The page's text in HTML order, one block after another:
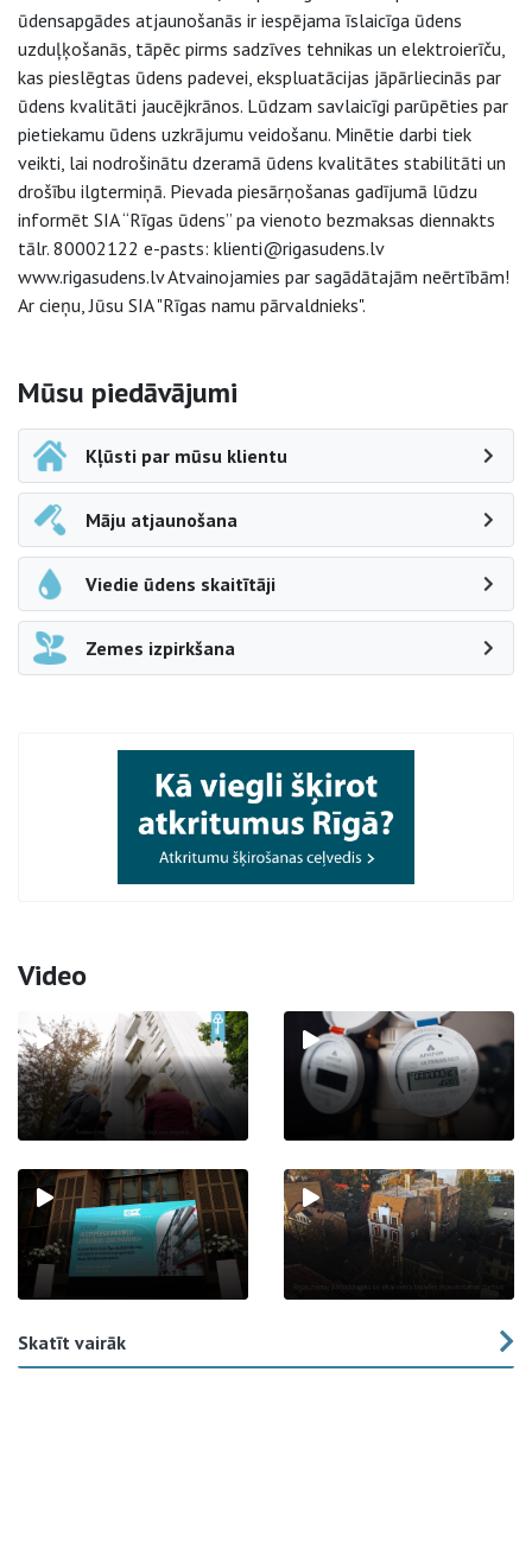
ūdensapgādes atjaunošanās ir iespējama īslaicīga ūdens
uzduļķošanās, tāpēc pirms sadzīves tehnikas un elektroierīču,
kas pieslēgtas ūdens padevei, ekspluatācijas jāpārliecinās par
ūdens kvalitāti jaucējkrānos. Lūdzam savlaicīgi parūpēties par
pietiekamu ūdens uzkrājumu veidošanu. Minētie darbi tiek
veikti, lai nodrošinātu dzeramā ūdens kvalitātes stabilitāti un
drošību ilgtermiņā. Pievada piesārņošanas gadījumā lūdzu
informēt SIA “Rīgas ūdens” pa vienoto bezmaksas diennakts
tālr. 80002122 e-pasts: klienti@rigasudens.lv
www.rigasudens.lv Atvainojamies par sagādātajām neērtībām!
Ar cieņu, Jūsu SIA "Rīgas namu pārvaldnieks".
Sāna navigācija
Mūsu piedāvājumi
Kļūsti par mūsu klientu
Māju atjaunošana
Viedie ūdens skaitītāji
Zemes izpirkšana
Video
Skatīt vairāk